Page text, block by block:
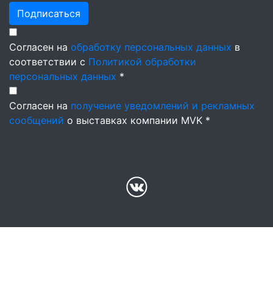
Подписаться
Согласен на обработку персональных данных в
соответствии с Политикой обработки
персональных данных *
Согласен на получение уведомлений и рекламных
сообщений о выставках компании MVK *